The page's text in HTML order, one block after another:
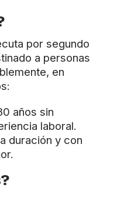
por segundo
a personas
en
años sin
laboral.
duración y con